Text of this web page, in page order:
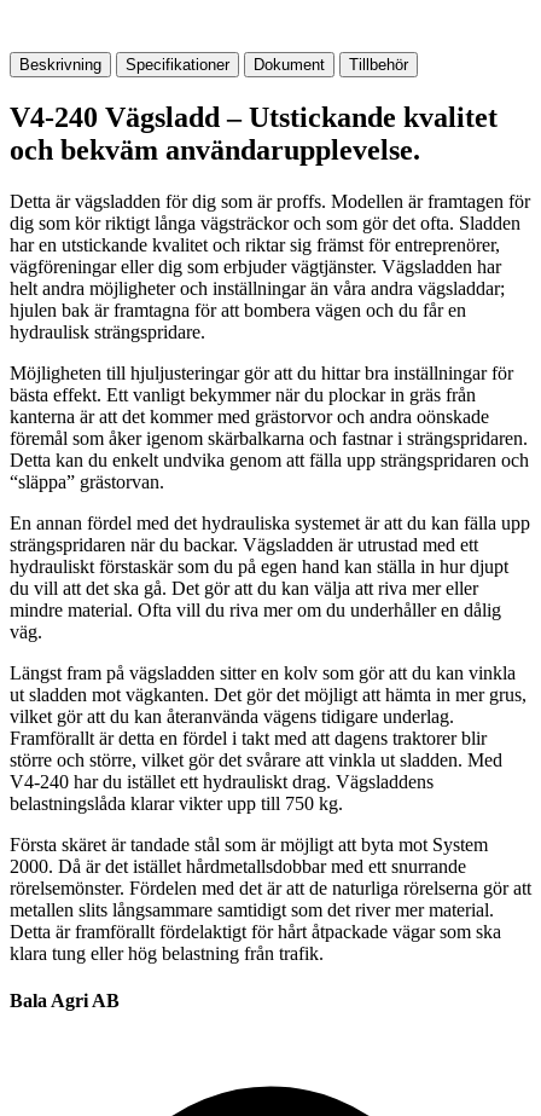
Beskrivning Specifikationer Dokument Tillbehör
V4-240 Vägsladd – Utstickande kvalitet
och bekväm användarupplevelse.
Detta är vägsladden för dig som är proffs. Modellen är framtagen för
dig som kör riktigt långa vägsträckor och som gör det ofta. Sladden
har en utstickande kvalitet och riktar sig främst för entreprenörer,
vägföreningar eller dig som erbjuder vägtjänster. Vägsladden har
helt andra möjligheter och inställningar än våra andra vägsladdar;
hjulen bak är framtagna för att bombera vägen och du får en
hydraulisk strängspridare.
Möjligheten till hjuljusteringar gör att du hittar bra inställningar för
bästa effekt. Ett vanligt bekymmer när du plockar in gräs från
kanterna är att det kommer med grästorvor och andra oönskade
föremål som åker igenom skärbalkarna och fastnar i strängspridaren.
Detta kan du enkelt undvika genom att fälla upp strängspridaren och
“släppa” grästorvan.
En annan fördel med det hydrauliska systemet är att du kan fälla upp
strängspridaren när du backar. Vägsladden är utrustad med ett
hydrauliskt förstaskär som du på egen hand kan ställa in hur djupt
du vill att det ska gå. Det gör att du kan välja att riva mer eller
mindre material. Ofta vill du riva mer om du underhåller en dålig
väg.
Längst fram på vägsladden sitter en kolv som gör att du kan vinkla
ut sladden mot vägkanten. Det gör det möjligt att hämta in mer grus,
vilket gör att du kan återanvända vägens tidigare underlag.
Framförallt är detta en fördel i takt med att dagens traktorer blir
större och större, vilket gör det svårare att vinkla ut sladden. Med
V4-240 har du istället ett hydrauliskt drag. Vägsladdens
belastningslåda klarar vikter upp till 750 kg.
Första skäret är tandade stål som är möjligt att byta mot System
2000. Då är det istället hårdmetallsdobbar med ett snurrande
rörelsemönster. Fördelen med det är att de naturliga rörelserna gör att
metallen slits långsammare samtidigt som det river mer material.
Detta är framförallt fördelaktigt för hårt åtpackade vägar som ska
klara tung eller hög belastning från trafik.
Bala Agri AB